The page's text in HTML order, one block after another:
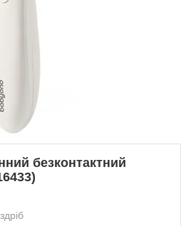
безконтактний